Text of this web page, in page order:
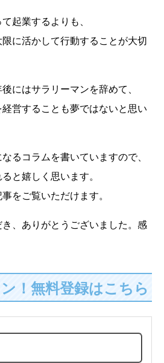
起業するよりも、
に活かして行動することが大切
にはサラリーマンを辞めて、
営することも夢ではないと思い
るコラムを書いていますので、
と嬉しく思います。
をご覧いただけます。
、ありがとうございました。感
！無料登録はこちら